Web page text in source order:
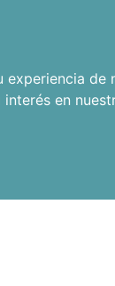
de
interés en